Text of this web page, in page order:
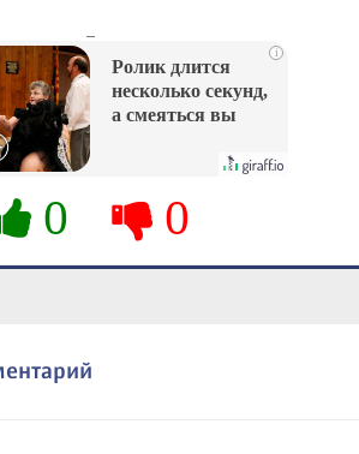
i
Ролик длится
несколько секунд,
а смеяться вы
0 0